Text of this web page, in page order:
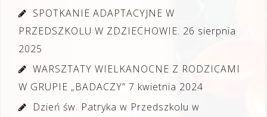
SPOTKANIE ADAPTACYJNE W
PRZEDSZKOLU W ZDZIECHOWIE. 26 sierpnia
2025
WARSZTATY WIELKANOCNE Z RODZICAMI
W GRUPIE „BADACZY” 7 kwietnia 2024
Dzień św. Patryka w Przedszkolu w